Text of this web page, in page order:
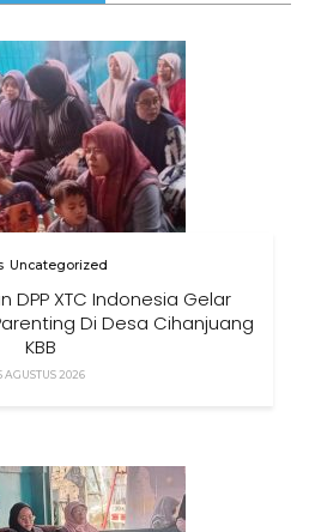
Uncategorized
DPP XTC Indonesia Gelar
Di Desa Cihanjuang
KBB
AGUSTUS 2026